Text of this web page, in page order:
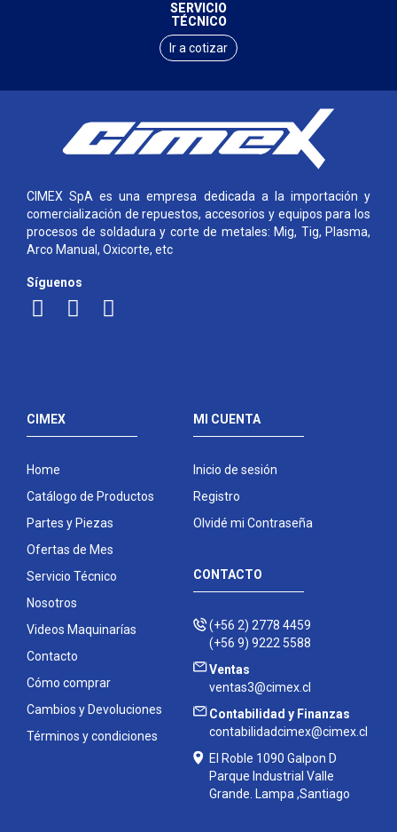
SERVICIO
TÉCNICO
Ir a cotizar
CIMEX SpA es una empresa dedicada a la importación y
comercialización de repuestos, accesorios y equipos para los
procesos de soldadura y corte de metales: Mig, Tig, Plasma,
Arco Manual, Oxicorte, etc
Síguenos
CIMEX
Home
Catálogo de Productos
Partes y Piezas
Ofertas de Mes
Servicio Técnico
Nosotros
Videos Maquinarías
Contacto
Cómo comprar
Cambios y Devoluciones
Términos y condiciones
MI CUENTA
Inicio de sesión
Registro
Olvidé mi Contraseña
CONTACTO
(+56 2) 2778 4459
(+56 9) 9222 5588
Ventas
ventas3@cimex.cl
Contabilidad y Finanzas
contabilidadcimex@cimex.cl
El Roble 1090 Galpon D
Parque Industrial Valle
Grande. Lampa ,Santiago